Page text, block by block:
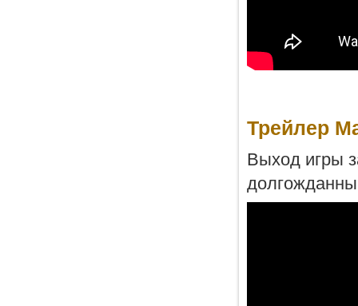
Трейлер
Выход игры